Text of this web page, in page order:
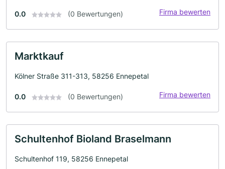
0.0 (0 Bewertungen) Firma bewerten
Marktkauf
Kölner Straße 311-313, 58256 Ennepetal
0.0 (0 Bewertungen) Firma bewerten
Schultenhof Bioland Braselmann
Schultenhof 119, 58256 Ennepetal